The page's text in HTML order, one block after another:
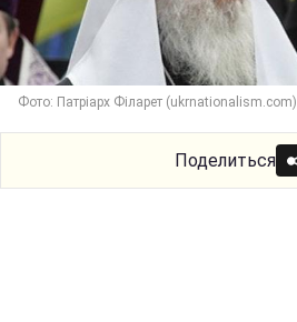
Фото: Патріарх Філарет (ukrnationalism.com)
Поделиться